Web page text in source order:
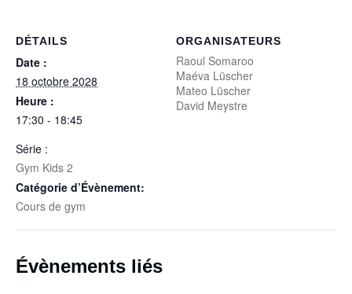
DÉTAILS
Date :
18 octobre 2028
Heure :
17:30 - 18:45
Série :
Gym Kids 2
Catégorie d’Évènement:
Cours de gym
ORGANISATEURS
Raoul Somaroo
Maéva Lüscher
Mateo Lüscher
David Meystre
Évènements liés